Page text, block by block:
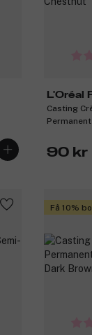
L'Oréal
Casting
90 kr
Få 10%